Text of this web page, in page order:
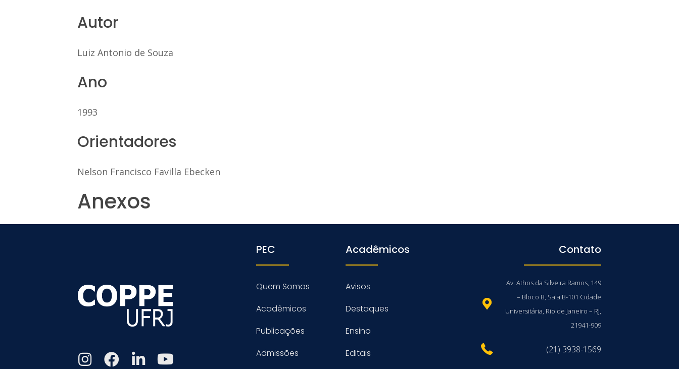
Autor
Luiz Antonio de Souza
Ano
1993
Orientadores
Nelson Francisco Favilla Ebecken
Anexos
PEC
Quem Somos
Acadêmicos
Publicações
Admissões
Acadêmicos
Avisos
Destaques
Ensino
Editais
Contato
Av. Athos da Silveira Ramos, 149
– Bloco B, Sala B-101 Cidade
Universitária, Rio de Janeiro – RJ,
21941-909
(21) 3938-1569